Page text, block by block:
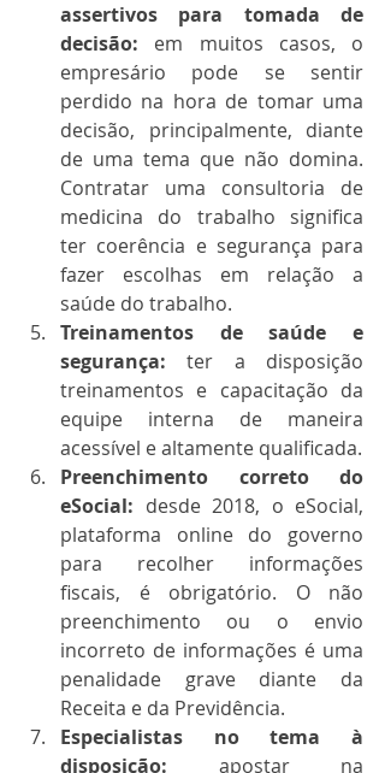
assertivos para tomada de
decisão: em muitos casos, o
empresário pode se sentir
perdido na hora de tomar uma
decisão, principalmente, diante
de uma tema que não domina.
Contratar uma consultoria de
medicina do trabalho significa
ter coerência e segurança para
fazer escolhas em relação a
saúde do trabalho.
Treinamentos de saúde e
segurança: ter a disposição
treinamentos e capacitação da
equipe interna de maneira
acessível e altamente qualificada.
Preenchimento correto do
eSocial: desde 2018, o eSocial,
plataforma online do governo
para recolher informações
fiscais, é obrigatório. O não
preenchimento ou o envio
incorreto de informações é uma
penalidade grave diante da
Receita e da Previdência.
Especialistas no tema à
disposição: apostar na